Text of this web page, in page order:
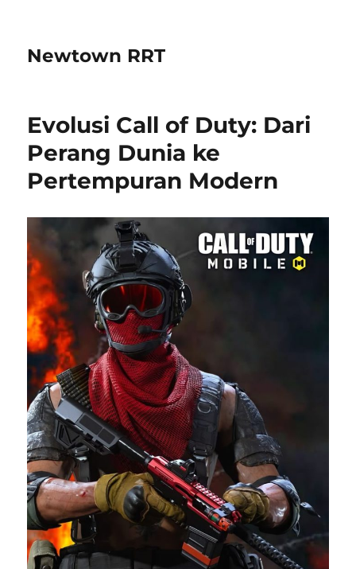
Newtown RRT
Evolusi Call of Duty: Dari
Perang Dunia ke
Pertempuran Modern